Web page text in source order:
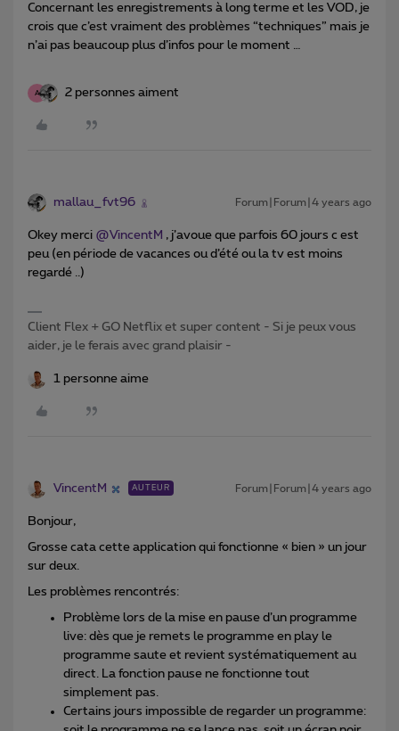
Concernant les enregistrements à long terme et les VOD, je
crois que c’est vraiment des problèmes “techniques” mais je
n’ai pas beaucoup plus d’infos pour le moment …
A 2 personnes aiment
mallau_fvt96 Forum|Forum|4 years ago
Okey merci @VincentM , j’avoue que parfois 60 jours c est
peu (en période de vacances ou d’été ou la tv est moins
regardé ..)
Client Flex + GO Netflix et super content - Si je peux vous
aider, je le ferais avec grand plaisir -
1 personne aime
VincentM AUTEUR Forum|Forum|4 years ago
Bonjour,
Grosse cata cette application qui fonctionne « bien » un jour
sur deux.
Les problèmes rencontrés:
Problème lors de la mise en pause d’un programme
live: dès que je remets le programme en play le
programme saute et revient systématiquement au
direct. La fonction pause ne fonctionne tout
simplement pas.
Certains jours impossible de regarder un programme: